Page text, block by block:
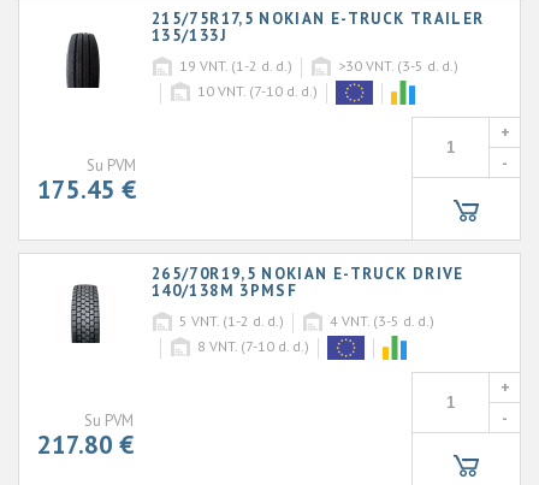
215/75R17,5 NOKIAN E-TRUCK TRAILER
135/133J
19 VNT. (1-2 d. d.) >30 VNT. (3-5 d. d.)
10 VNT. (7-10 d. d.)
Su PVM
175.45 €
+
-
265/70R19,5 NOKIAN E-TRUCK DRIVE
140/138M 3PMSF
5 VNT. (1-2 d. d.) 4 VNT. (3-5 d. d.)
8 VNT. (7-10 d. d.)
Su PVM
217.80 €
+
-